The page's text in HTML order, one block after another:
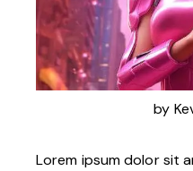
by
Lorem ipsum dolor sit